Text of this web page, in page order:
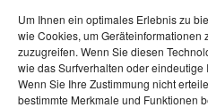
Um Ihnen ein optimales Erlebnis zu
wie Cookies, um Geräteinformationen
zuzugreifen. Wenn Sie diesen
wie das Surfverhalten oder
Wenn Sie Ihre Zustimmung nicht
bestimmte Merkmale und Funktionen